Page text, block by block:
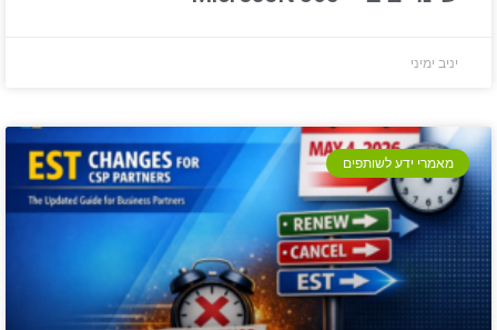
יניב ימיני
מאמרי ידע לשותפים